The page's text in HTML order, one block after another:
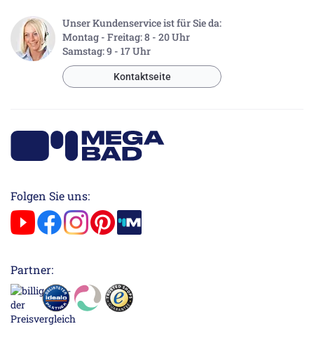
Unser Kundenservice ist für Sie da:
Montag - Freitag: 8 - 20 Uhr
Samstag: 9 - 17 Uhr
Kontaktseite
Folgen Sie uns:
Partner: